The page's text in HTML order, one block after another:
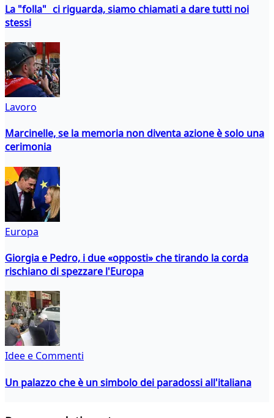
La "folla" ci riguarda, siamo chiamati a dare tutti noi
stessi
Lavoro
Marcinelle, se la memoria non diventa azione è solo una
cerimonia
Europa
Giorgia e Pedro, i due «opposti» che tirando la corda
rischiano di spezzare l'Europa
Idee e Commenti
Un palazzo che è un simbolo dei paradossi all'italiana